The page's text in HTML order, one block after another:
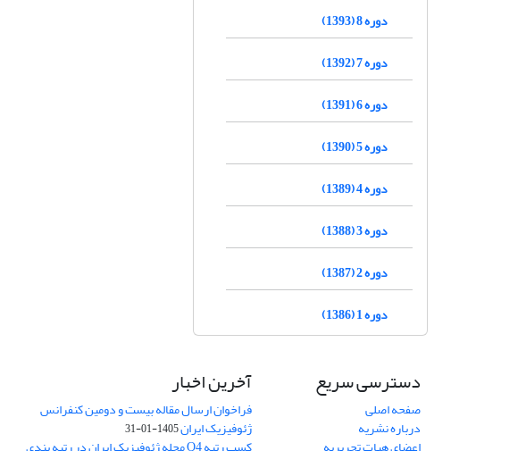
دوره 8 (1393)
دوره 7 (1392)
دوره 6 (1391)
دوره 5 (1390)
دوره 4 (1389)
دوره 3 (1388)
دوره 2 (1387)
دوره 1 (1386)
دسترسی سریع
صفحه اصلی
درباره نشریه
آخرین اخبار
فراخوان ارسال مقاله بیست و دومین کنفرانس
ژئوفیزیک ایران1405-01-31